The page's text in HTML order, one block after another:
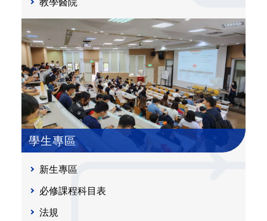
學生專區
新生專區
必修課程科目表
法規